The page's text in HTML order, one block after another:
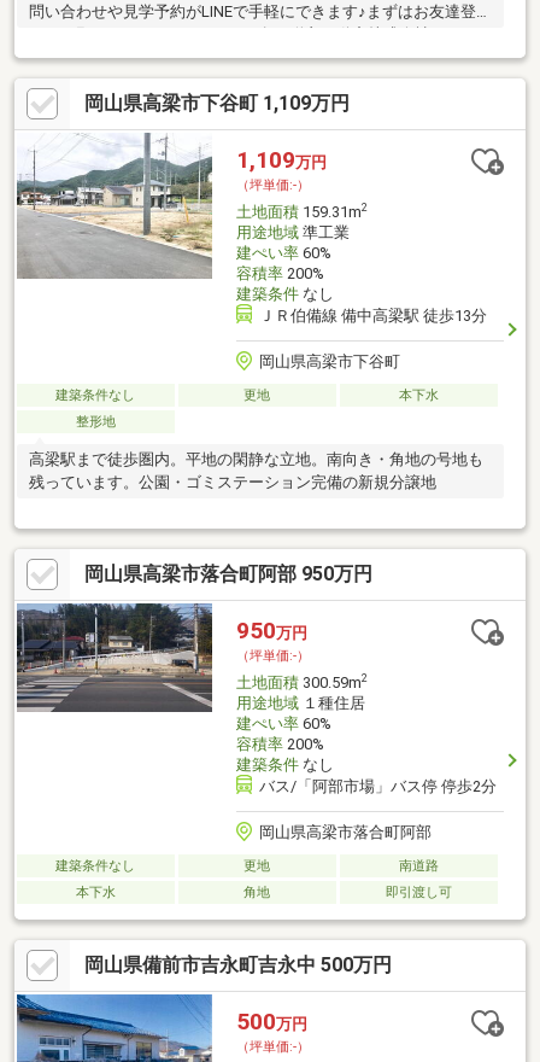
問い合わせや見学予約がLINEで手軽にできます♪まずはお友達登録
からお願いします。■アカウント名→咲良不動産株式会社■ID→＠
403akwjq※お友達登録後、お名前(フルネーム)をメッセージでお
送り頂き登録完了です※
岡山県高梁市下谷町 1,109万円
1,109万円
（坪単価:-）
土地面積159.31m2
用途地域準工業
建ぺい率60%
容積率200%
建築条件なし
ＪＲ伯備線 備中高梁駅 徒歩13分
岡山県高梁市下谷町
建築条件なし 更地
本下水
整形地
高梁駅まで徒歩圏内。平地の閑静な立地。南向き・角地の号地も
残っています。公園・ゴミステーション完備の新規分譲地
岡山県高梁市落合町阿部 950万円
950万円
（坪単価:-）
土地面積300.59m2
用途地域１種住居
建ぺい率60%
容積率200%
建築条件なし
バス/「阿部市場」バス停 停歩2分
岡山県高梁市落合町阿部
建築条件なし 更地
南道路
本下水
角地 即引渡し可
岡山県備前市吉永町吉永中 500万円
500万円
（坪単価:-）